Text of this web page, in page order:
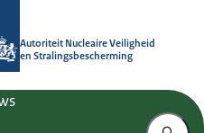
Autoriteit Nucleaire Veiligheid
en Stralingsbescherming